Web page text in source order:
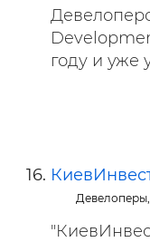
году и уже